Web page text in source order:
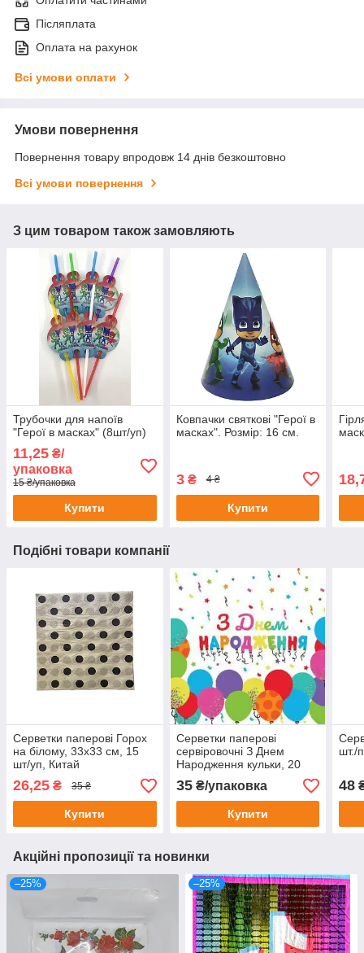
Післяплата
Оплата на рахунок
Всі умови оплати
Умови повернення
Повернення товару впродовж 14 днів безкоштовно
Всі умови повернення
З цим товаром також замовляють
Трубочки для напоїв
"Герої в масках" (8шт/уп)
11,25 ₴/
упаковка
15 ₴/упаковка
Купити
Ковпачки святкові "Герої в
масках". Розмір: 16 см.
3₴ 4 ₴
Купити
Подібні товари компанії
Серветки паперові Горох
на білому, 33х33 см, 15
шт/уп, Китай
26,25 ₴ 35 ₴
Купити
Серветки паперові
сервіровочні З Днем
Народження кульки, 20
штук
35₴/упаковка
Купити
шт./
48
Акційні пропозиції та новинки
–25% –25%